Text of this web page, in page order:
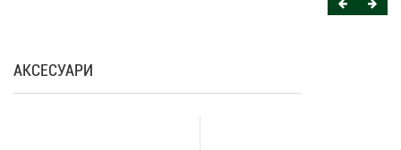
АКСЕСУАРИ